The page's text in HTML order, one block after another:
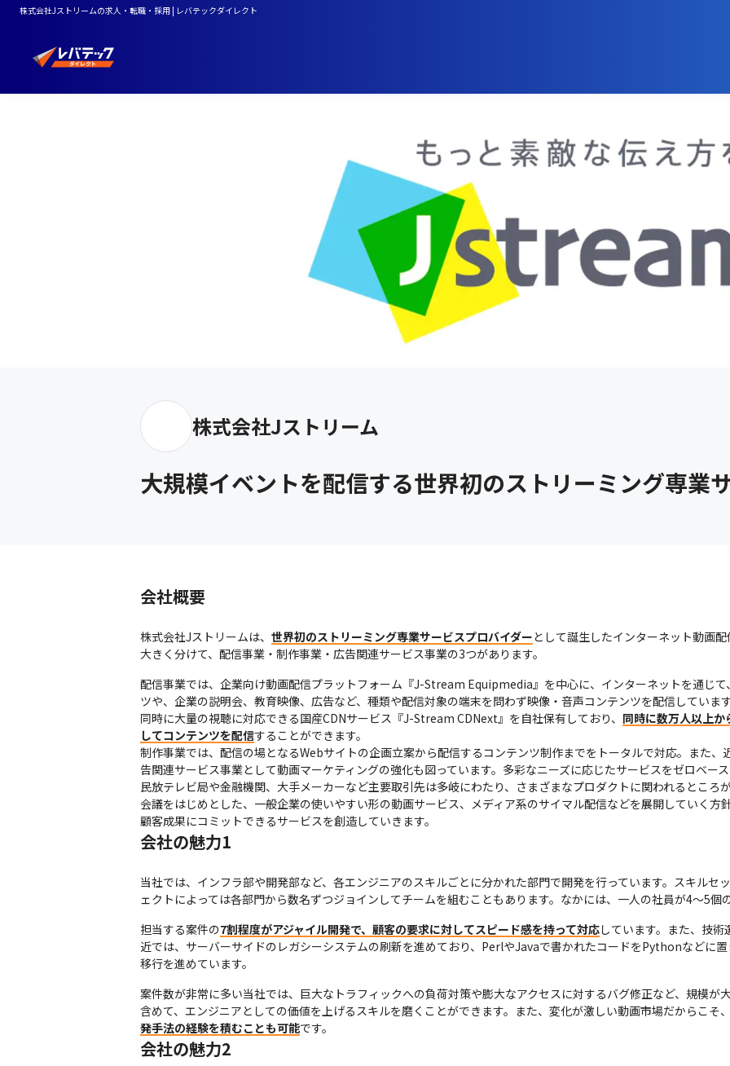
株式会社Jストリームの求人・転職・採用 | レバテックダイレクト
株式会社Jストリーム
大規模イベントを配信する世界初のストリーミング専業
会社概要
株式会社Jストリームは、 世界初のストリーミング専業サービスプロバイダーとして誕生したインターネット動画
大きく分けて、配信事業・制作事業・広告関連サービス事業の3つがあります。
配信事業では、企業向け動画配信プラットフォーム『J-Stream Equipmedia』を中心に、インターネットを通じ
ツや、企業の説明会、教育映像、広告など、種類や配信対象の端末を問わず映像・音声コンテンツを配信しています
同時に大量の視聴に対応できる国産CDNサービス『J-Stream CDNext』を自社保有しており、 同時に数万人以上
してコンテンツを配信することができます。
制作事業では、配信の場となるWebサイトの企画立案から配信するコンテンツ制作までをトータルで対応。また、
告関連サービス事業として動画マーケティングの強化も図っています。多彩なニーズに応じたサービスをゼロベー
民放テレビ局や金融機関、大手メーカーなど主要取引先は多岐にわたり、さまざまなプロダクトに関われるところ
会議をはじめとした、一般企業の使いやすい形の動画サービス、メディア系のサイマル配信などを展開していく方
顧客成果にコミットできるサービスを創造していきます。
会社の魅力1
当社では、インフラ部や開発部など、各エンジニアのスキルごとに分かれた部門で開発を行っています。スキルセ
ェクトによっては各部門から数名ずつジョインしてチームを組むこともあります。なかには、一人の社員が4～5個
担当する案件の7割程度がアジャイル開発で、顧客の要求に対してスピード感を持って対応しています。また、技
近では、サーバーサイドのレガシーシステムの刷新を進めており、PerlやJavaで書かれたコードをPythonなどに
移行を進めています。
案件数が非常に多い当社では、巨大なトラフィックへの負荷対策や膨大なアクセスに対するバグ修正など、規模が
含めて、エンジニアとしての価値を上げるスキルを磨くことができます。また、変化が激しい動画市場だからこそ、
発手法の経験を積むことも可能です。
会社の魅力2